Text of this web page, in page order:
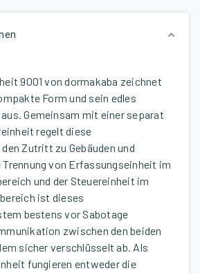
9001 von dormakaba zeichnet
Form und sein edles
Gemeinsam mit einer separat
regelt diese
Zutritt zu Gebäuden und
Trennung von Erfassungseinheit im
und der Steuereinheit im
ist dieses
bestens vor Sabotage
zwischen den beiden
sicher verschlüsselt ab. Als
fungieren entweder die